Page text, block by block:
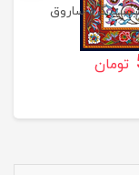
گره ساروق
تومان